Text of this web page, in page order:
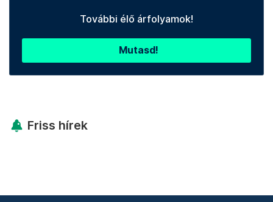
További élő árfolyamok!
Mutasd!
Friss hírek